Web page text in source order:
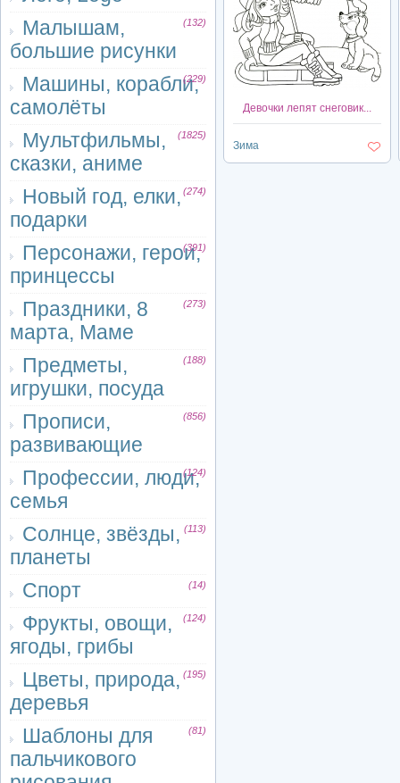
Малышам,
большие рисунки
(132)
Машины, корабли,
самолёты
(229)
Мультфильмы,
сказки, аниме
(1825)
Новый год, елки,
подарки
(274)
Персонажи, герои,
принцессы
(391)
Праздники, 8
марта, Маме
(273)
Предметы,
игрушки, посуда
(188)
Прописи,
развивающие
(856)
Профессии, люди,
семья
(124)
Солнце, звёзды,
планеты
(113)
Спорт (14)
Фрукты, овощи,
ягоды, грибы
(124)
Цветы, природа,
деревья
(195)
Шаблоны для
пальчикового
(81)
Девочки лепят снеговик...
Зима